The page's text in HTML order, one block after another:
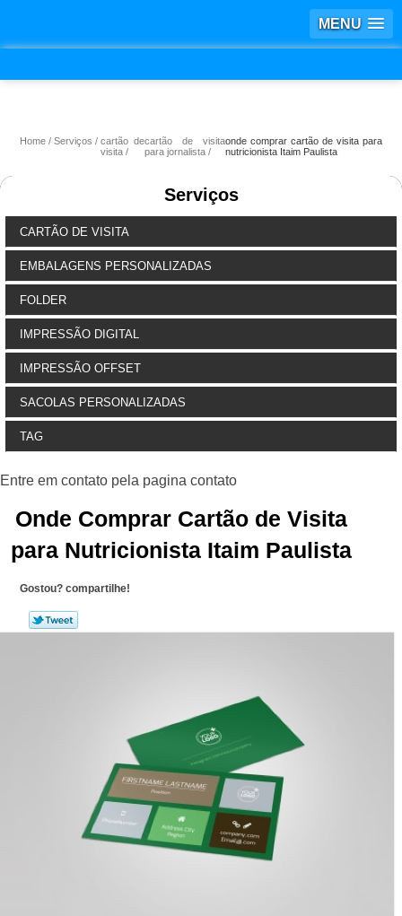
MENU
Home Serviços
cartão de
visita
cartão de visita
para jornalista
onde comprar cartão de visita para
nutricionista Itaim Paulista
Serviços
CARTÃO DE VISITA
EMBALAGENS PERSONALIZADAS
FOLDER
IMPRESSÃO DIGITAL
IMPRESSÃO OFFSET
SACOLAS PERSONALIZADAS
TAG
Onde Comprar Cartão de Visita
para Nutricionista Itaim Paulista
Gostou? compartilhe!